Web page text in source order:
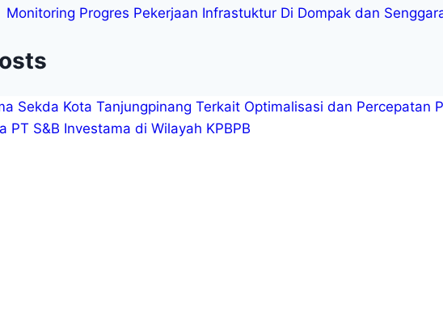
Monitoring Progres Pekerjaan Infrastuktur Di Dompak dan